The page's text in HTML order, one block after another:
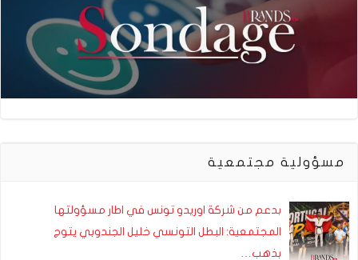
مسؤولية مجتمعية
بدعم من شركة اوريدو تونس في اطار مسؤولتها
المجتمعية: البطل التونسي خليل الجندوبي يتوج
بذهب…